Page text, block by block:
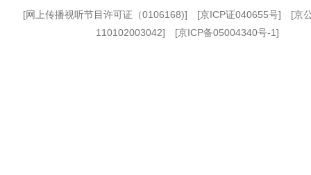
[网上传播视听节目许可证（0106168)] [京ICP证040655号] [京
110102003042] [京ICP备05004340号-1]